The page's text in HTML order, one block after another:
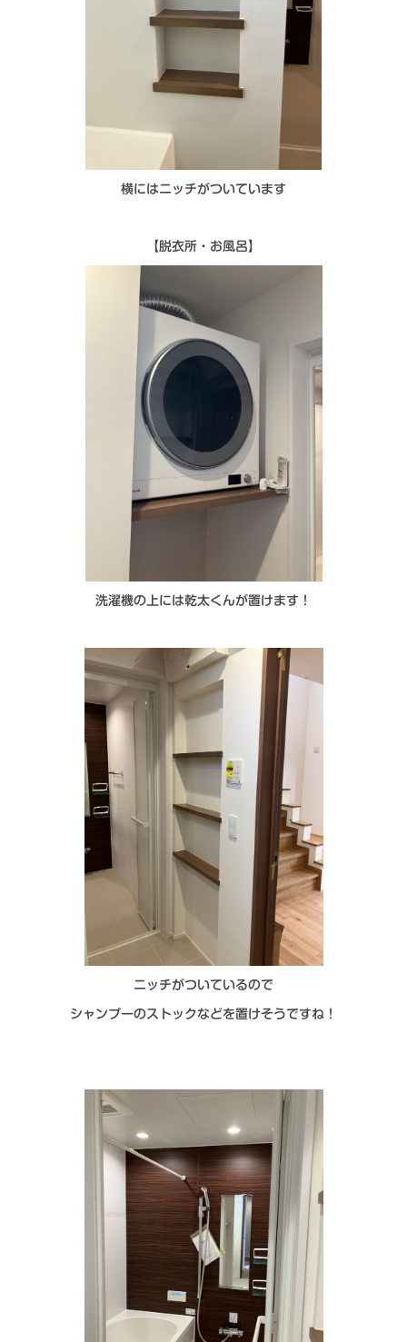
横にはニッチがついています
【脱衣所・お風呂】
洗濯機の上には乾太くんが置けます！
ニッチがついているので
シャンプーのストックなどを置けそうですね！